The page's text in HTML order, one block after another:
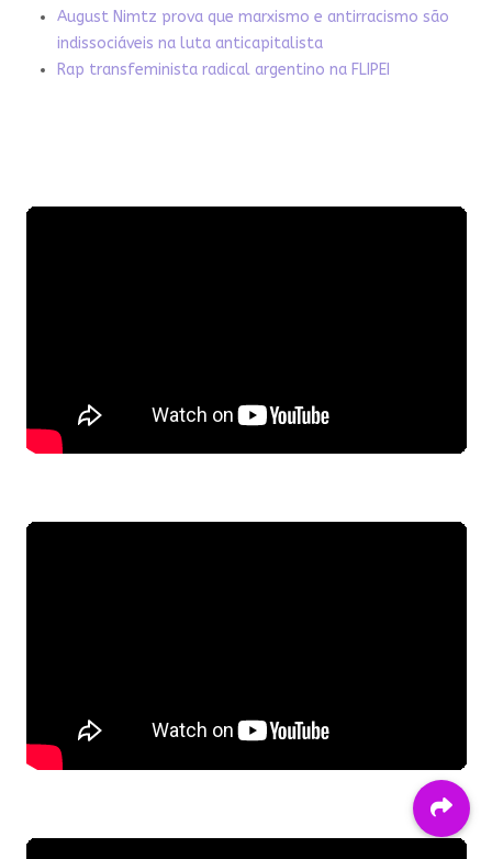
August Nimtz prova que marxismo e antirracismo são
indissociáveis na luta anticapitalista
Rap transfeminista radical argentino na FLIPEI